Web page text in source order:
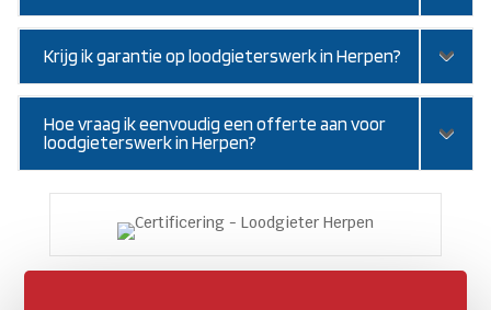
Krijg ik garantie op loodgieterswerk in Herpen?
Hoe vraag ik eenvoudig een offerte aan voor
loodgieterswerk in Herpen?